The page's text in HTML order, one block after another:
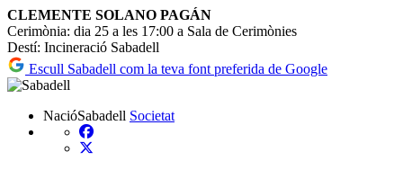
CLEMENTE SOLANO PAGÁN
Cerimònia: dia 25 a les 17:00 a Sala de Cerimònies
Destí: Incineració Sabadell
Escull Sabadell com la teva font preferida de Google
NacióSabadell Societat